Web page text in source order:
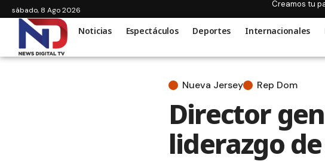
sábado, 8 Ago 2026
Creamos tu
Noticias Espectáculos Deportes Internacionales
Nueva Jersey Rep Dom
Director
liderazgo